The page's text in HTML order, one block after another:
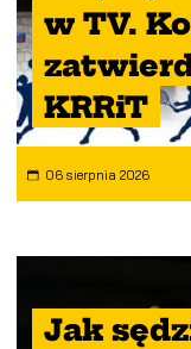
w TV.
KRRiT
06 sierpnia 2026
Jak